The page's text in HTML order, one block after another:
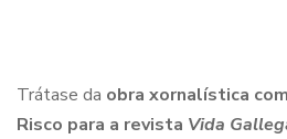
Trátase da obra xornalística
Risco para a revista Vida